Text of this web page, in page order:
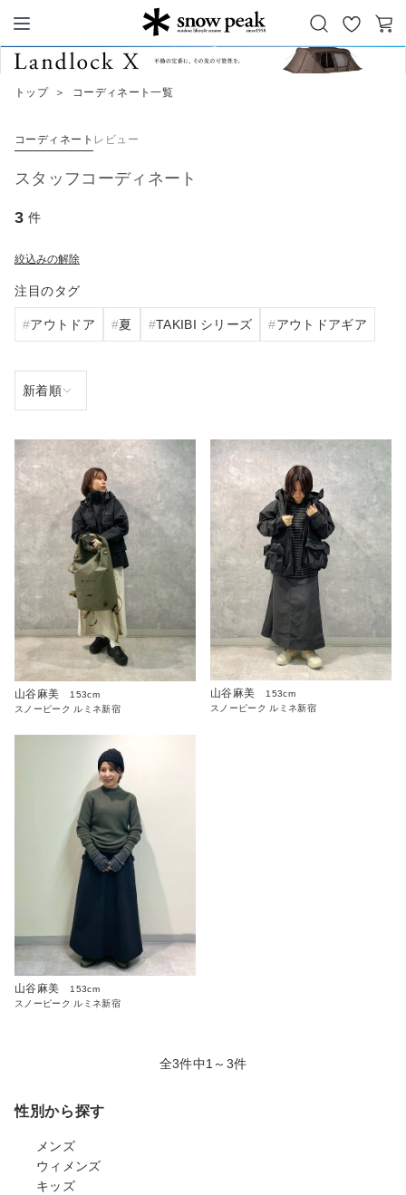
Snow Peak
お
気
カ
トップ ＞ コーディネート一覧
コーディネート レビュー
スタッフコーディネート
3 件
絞込みの解除
注目のタグ
アウトドア 夏 TAKIBI シリーズ アウトドアギア
山谷麻美
153cm
スノーピーク ルミネ新宿
山谷麻美
153cm
スノーピーク ルミネ新宿
山谷麻美
153cm
スノーピーク ルミネ新宿
全3件中1～3件
性別から探す
メンズ
ウィメンズ
キッズ